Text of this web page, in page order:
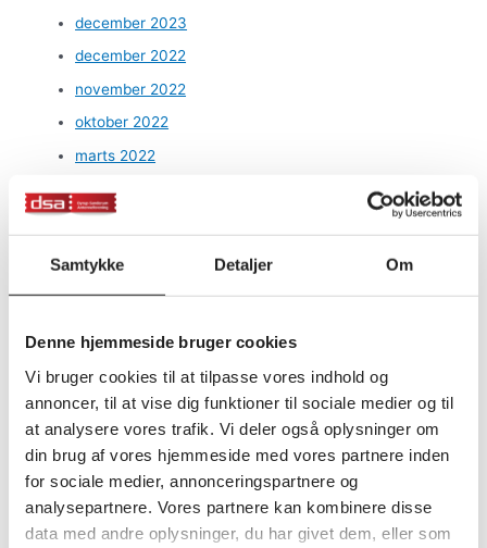
Samtykke Detaljer Om
Denne hjemmeside bruger cookies
Vi bruger cookies til at tilpasse vores indhold og
annoncer, til at vise dig funktioner til sociale medier og til
at analysere vores trafik. Vi deler også oplysninger om
din brug af vores hjemmeside med vores partnere inden
for sociale medier, annonceringspartnere og
analysepartnere. Vores partnere kan kombinere disse
data med andre oplysninger, du har givet dem, eller som
december 2023
december 2022
november 2022
oktober 2022
marts 2022
september 2021
marts 2021
november 2020
oktober 2020
august 2020
juni 2020
maj 2020